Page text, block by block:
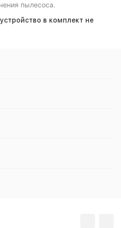
пылесоса.
в комплект не